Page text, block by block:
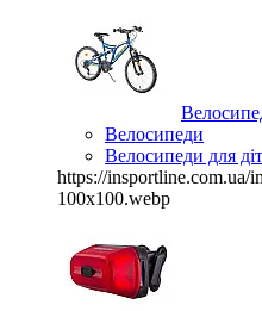
Велосипеди
Велосипеди для
https://insportline.com.ua/
100x100.webp